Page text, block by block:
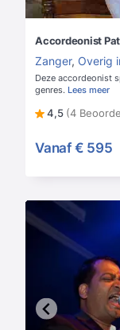
Accordeonist
Zanger, Overig
Deze accordeonist
genres. Lees meer
4,5 (4
Vanaf € 595